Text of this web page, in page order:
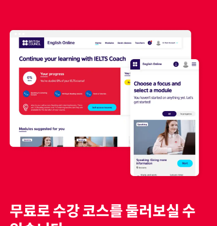
무료로 수강 코스를 둘러보실 수